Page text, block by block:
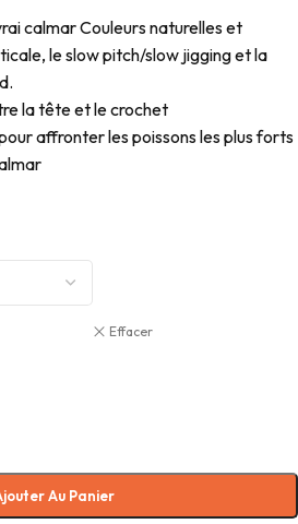
calmar Couleurs naturelles et
le slow pitch/slow jigging et la
la tête et le crochet
affronter les poissons les plus forts
Effacer
Au Panier